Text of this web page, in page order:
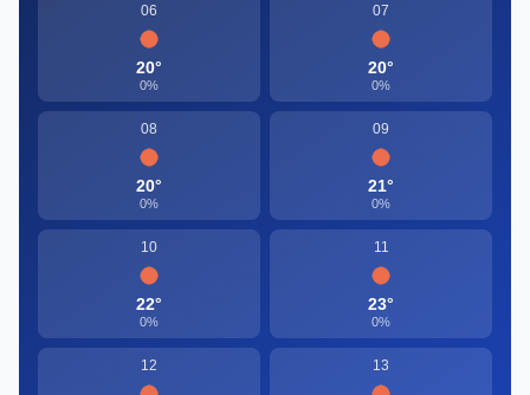
06
20°
0%
07
20°
0%
08
20°
0%
09
21°
0%
10
22°
0%
11
23°
0%
12 13